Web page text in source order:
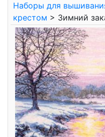
Наборы для
крестом > Зимний